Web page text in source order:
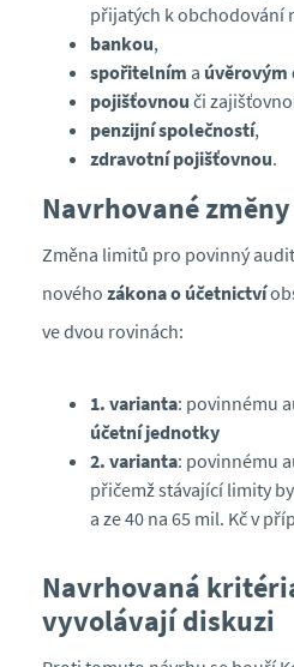
přijatých k obchodování
bankou,
spořitelním a úvěrovým
pojišťovnou či
penzijní společností,
zdravotní pojišťovnou.
Navrhované
Změna limitů pro povinný
nového zákona o účetnictví
ve dvou rovinách:
1. varianta: povinnému
účetní jednotky
2. varianta: povinnému
přičemž stávající limity
a ze 40 na 65 mil. Kč v
Navrhovaná
vyvolávajídiskuzi